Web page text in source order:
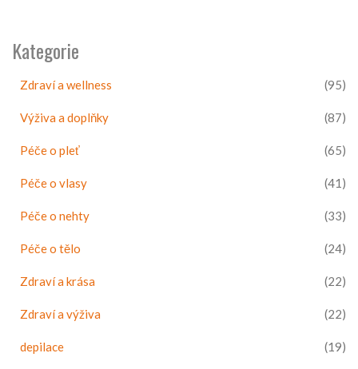
Kategorie
Zdraví a wellness (95)
Výživa a doplňky (87)
Péče o pleť (65)
Péče o vlasy (41)
Péče o nehty (33)
Péče o tělo (24)
Zdraví a krása (22)
Zdraví a výživa (22)
depilace (19)